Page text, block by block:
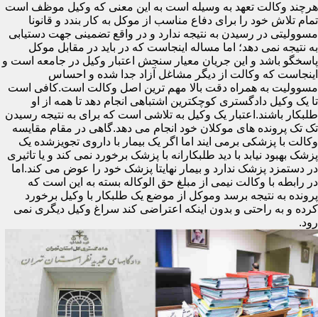
هرچند وکالت تعهد به وسیله است به این معنی که وکیل موظف است
تمام تلاش خود را برای دفاع مناسب از موکل به کار بندد و قانونا
مسوولیتی در رسیدن به نتیجه ندارد و در واقع تضمینی جهت دستیابی
به نتیجه نمی دهد؛ اما مساله اینجاست که در باید در مقابل موکل
پاسخگو باشد و این جریان معیار سنجش اعتبار وکیل در جامعه است و
اینجاست که وکالت از دیگر مشاغل آزاد جدا شده و احساس
مسوولیت به همراه دقت بالا مهم ترین اصل وکالت است.کافی است
تا یک وکیل دادگستری کوچکترین اشتباهی انجام دهد تا همه از او
طلبکار باشند.اعتبار یک وکیل به تلاشی است که برای به نتیجه رسیدن
تک تک پرونده های موکلان خود انجام می دهد.گاهی در مقام مقایسه
وکالت با پزشکی برمی ایند اما اگر یک بیمار با داروی تجویزشده یک
پزشک بهبود نیابد با دید طلبکارانه با پزشک برخورد نمی کند و یا تاثیری
در دستمزد پزشک ندارد و بیمار نهایتا پزشک خود را عوض می کند.اما
در رابطه با وکالت نیمی از مبلغ حق الوکاله بسته به این است که
پرونده به نتیجه برسد وموکل از موضع یک طلبکار با وکیل برخورد
کرده و به راحتی و بدون اینکه اعتراضی کند سراغ وکیل دیگری نمی
رود.